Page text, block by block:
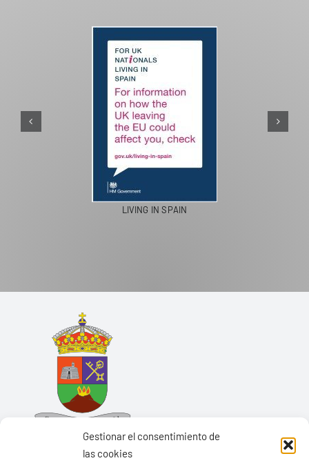
Gestionar el consentimiento de
las cookies
LIVING IN SPAIN